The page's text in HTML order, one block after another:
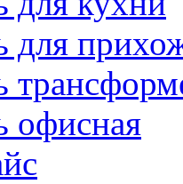
для
офисная